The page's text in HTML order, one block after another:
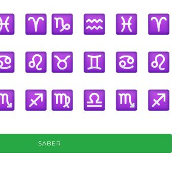
SABER